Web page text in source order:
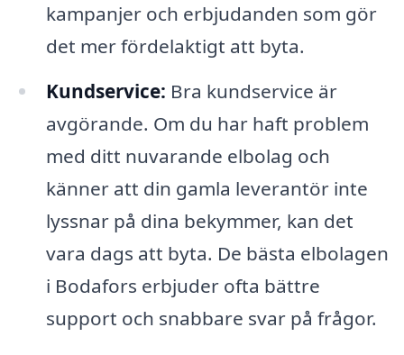
kampanjer och erbjudanden som gör
det mer fördelaktigt att byta.
Kundservice: Bra kundservice är
avgörande. Om du har haft problem
med ditt nuvarande elbolag och
känner att din gamla leverantör inte
lyssnar på dina bekymmer, kan det
vara dags att byta. De bästa elbolagen
i Bodafors erbjuder ofta bättre
support och snabbare svar på frågor.